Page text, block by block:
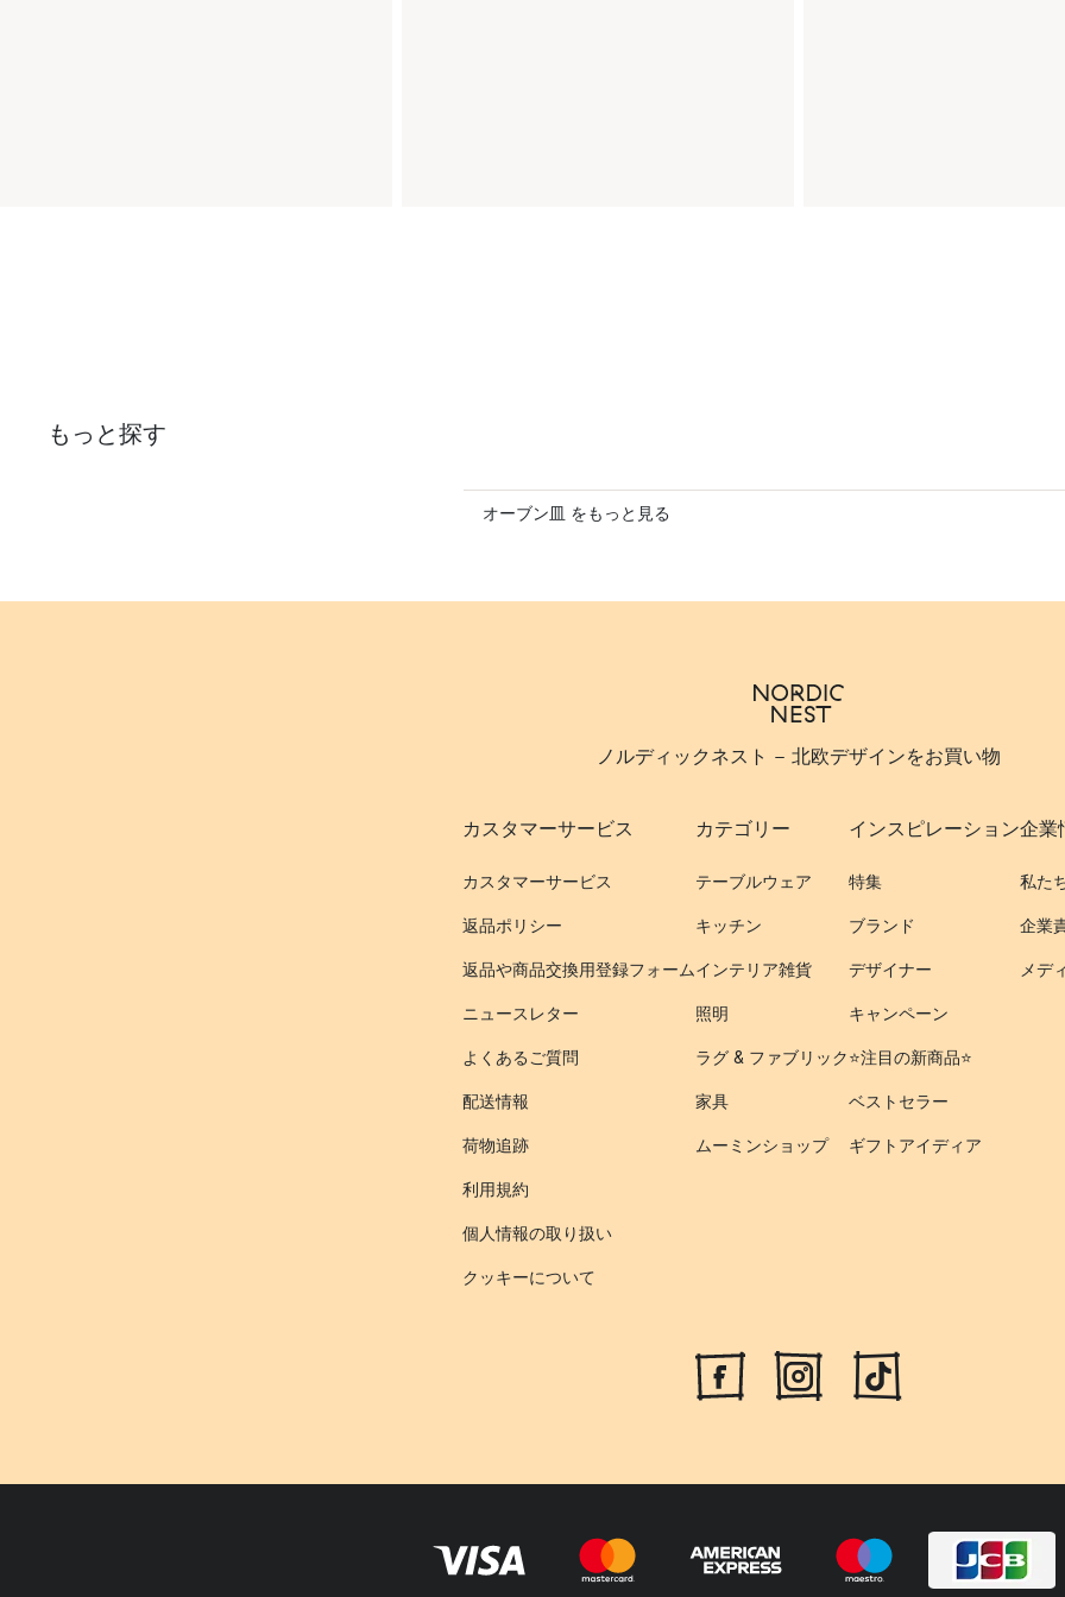
もっと探す
オーブン皿 をもっと見る
ノルディックネスト - 北欧デザインをお買い物
カスタマーサービス
カスタマーサービス
返品ポリシー
返品や商品交換用登録フォーム
ニュースレター
よくあるご質問
配送情報
荷物追跡
利用規約
個人情報の取り扱い
クッキーについて
カテゴリー
テーブルウェア
キッチン
インテリア雑貨
照明
ラグ & ファブリック
家具
ムーミンショップ
インスピレーション
特集
ブランド
デザイナー
キャンペーン
⭐️注目の新商品⭐️
ベストセラー
ギフトアイディア
企業
私た
企業
メデ